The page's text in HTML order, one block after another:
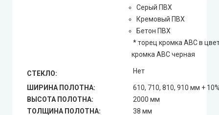
Серый ПВХ
Кремовый ПВХ
Бетон ПВХ
* торец кромка АВС в
кромка АВС черная
СТЕКЛО: Нет
ШИРИНА ПОЛОТНА:
610, 710, 810, 910 мм +
ВЫСОТА ПОЛОТНА:
2000 мм
ТОЛЩИНА ПОЛОТНА:
38 мм